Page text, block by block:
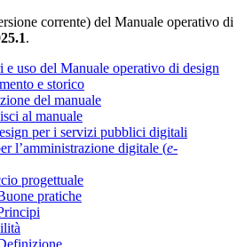
corrente) del Manuale operativo di
.
e uso del Manuale operativo di design
e storico
del manuale
al manuale
per i servizi pubblici digitali
l’amministrazione digitale (e-
progettuale
pratiche